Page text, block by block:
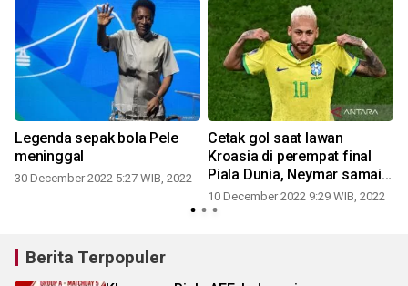
Legenda sepak bola Pele
meninggal
30 December 2022 5:27 WIB, 2022
Cetak gol saat lawan
Kroasia di perempat final
Piala Dunia, Neymar samai
rekor gol Pele
10 December 2022 9:29 WIB, 2022
Berita Terpopuler